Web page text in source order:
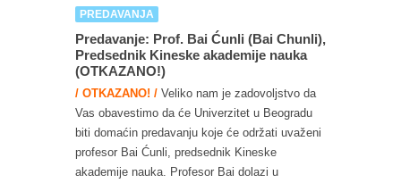
PREDAVANJA
Predavanje: Prof. Bai Ćunli (Bai Chunli),
Predsednik Kineske akademije nauka
(OTKAZANO!)
/ OTKAZANO! / Veliko nam je zadovoljstvo da
Vas obavestimo da će Univerzitet u Beogradu
biti domaćin predavanju koje će održati uvaženi
profesor Bai Ćunli, predsednik Kineske
akademije nauka. Profesor Bai dolazi u